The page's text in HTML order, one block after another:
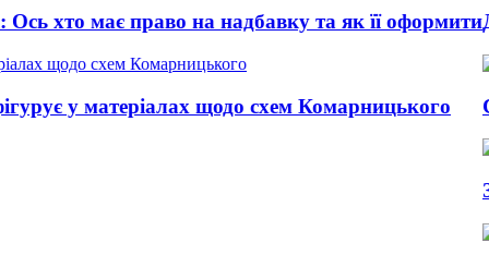
право на надбавку та як її оформити
щодо схем Комарницького
Декому з
Затримано